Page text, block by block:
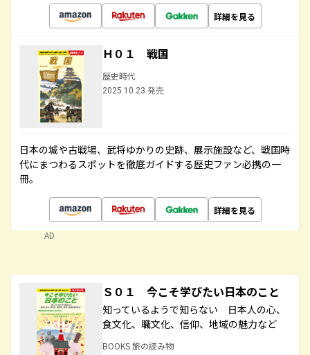
詳細を見る
Ｈ０１ 戦国
歴史時代
2025.10.23 発売
日本の城や古戦場、武将ゆかりの史跡、展示施設など、戦国時
代にまつわるスポットを徹底ガイドする歴史ファン必携の一
冊。
詳細を見る
AD
Ｓ０１ 今こそ学びたい日本のこと
知っているようで知らない 日本人の心、
食文化、職文化、信仰、地域の魅力など
BOOKS 旅の読み物